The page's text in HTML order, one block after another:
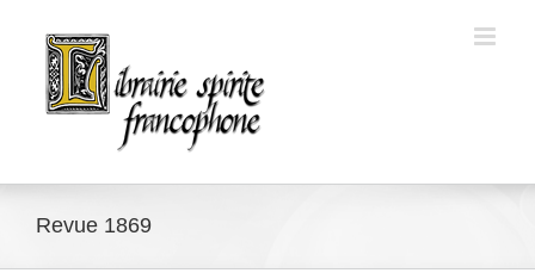
content
Revue 1869